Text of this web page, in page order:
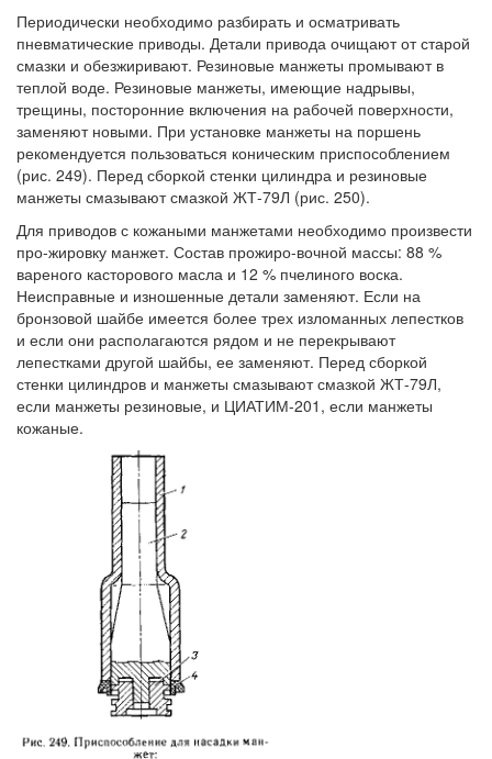
Периодически необходимо разбирать и осматривать
пневматические приводы. Детали привода очищают от старой
смазки и обезжиривают. Резиновые манжеты промывают в
теплой воде. Резиновые манжеты, имеющие надрывы,
трещины, посторонние включения на рабочей поверхности,
заменяют новыми. При установке манжеты на поршень
рекомендуется пользоваться коническим приспособлением
(рис. 249). Перед сборкой стенки цилиндра и резиновые
манжеты смазывают смазкой ЖТ-79Л (рис. 250).
Для приводов с кожаными манжетами необходимо произвести
про-жировку манжет. Состав прожиро-вочной массы: 88 %
вареного касторового масла и 12 % пчелиного воска.
Неисправные и изношенные детали заменяют. Если на
бронзовой шайбе имеется более трех изломанных лепестков
и если они располагаются рядом и не перекрывают
лепестками другой шайбы, ее заменяют. Перед сборкой
стенки цилиндров и манжеты смазывают смазкой ЖТ-79Л,
если манжеты резиновые, и ЦИАТИМ-201, если манжеты
кожаные.